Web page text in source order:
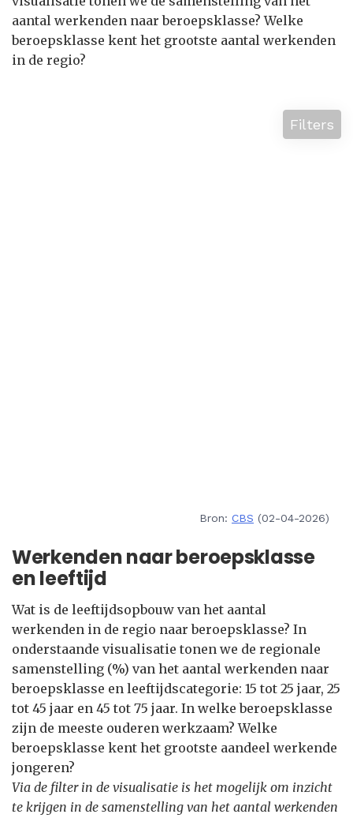
aantal werkenden naar beroepsklasse? Welke
beroepsklasse kent het grootste aantal werkenden
in de regio?
Filters
Bron: CBS (02-04-2026)
Werkenden naar beroepsklasse
en leeftijd
Wat is de leeftijdsopbouw van het aantal
werkenden in de regio naar beroepsklasse? In
onderstaande visualisatie tonen we de regionale
samenstelling (%) van het aantal werkenden naar
beroepsklasse en leeftijdscategorie: 15 tot 25 jaar, 25
tot 45 jaar en 45 tot 75 jaar. In welke beroepsklasse
zijn de meeste ouderen werkzaam? Welke
beroepsklasse kent het grootste aandeel werkende
jongeren?
Via de filter in de visualisatie is het mogelijk om inzicht
te krijgen in de samenstelling van het aantal werkenden